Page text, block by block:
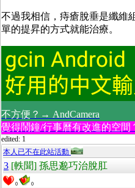
不過我相信，痔瘡脫垂是纖維
單的提昇的方式就能治療。
不方便？→ AndCamera
覺得鬧鐘/行事曆有改進的空
edited: 1
本人已不在此站活動
3 [軼聞] 孫思邈巧治脫肛
0 0